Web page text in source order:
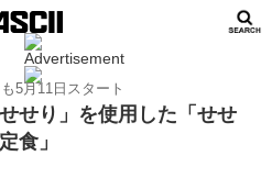
5月11日スタート
せり」を使用した「せせ
食」